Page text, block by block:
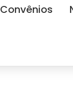
Convênios